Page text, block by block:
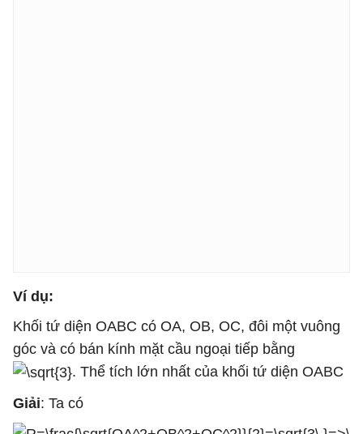
Ví dụ:
Khối tứ diện OABC có OA, OB, OC, đôi một vuông
góc và có bán kính mặt cầu ngoại tiếp bằng
. Thể tích lớn nhất của khối tứ diện OABC
Giải: Ta có